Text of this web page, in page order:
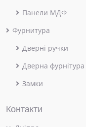
Панели МДФ
Фурнитура
Дверні ручки
Дверна фурнітура
Замки
Контакти